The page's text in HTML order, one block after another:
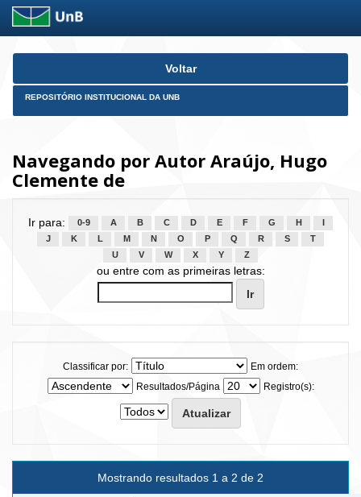
Skip
Voltar
REPOSITÓRIO INSTITUCIONAL DA UNB
Navegando por Autor Araújo, Hugo
Clemente de
Ir para: 0-9 A B C D E F G H
J
K L M N O P Q R S
T
U
V W X Y Z
ou entre com as primeiras letras:
Classificar por:
Em ordem:
Resultados/Página
Registro(s):
Mostrando resultados 1 a 2 de 2